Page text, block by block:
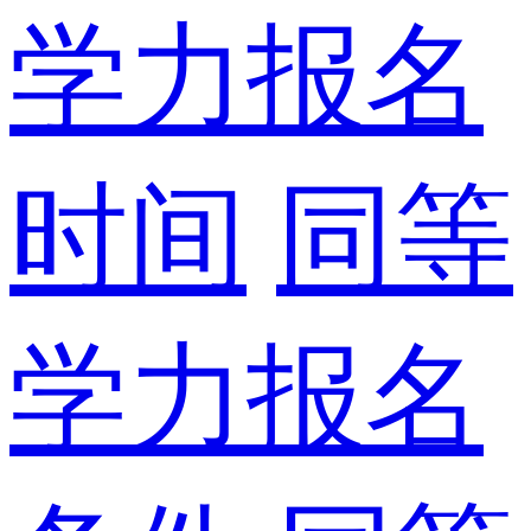
学力报名
时间 同等
学力报名